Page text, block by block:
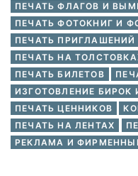
ПЕЧАТЬ ФЛАГОВ И
ПЕЧАТЬ ФОТОКНИГ И
ПЕЧАТЬ ПРИГЛАШЕНИЙ
ПЕЧАТЬ НА
ПЕЧАТЬ БИЛЕТОВ
ИЗГОТОВЛЕНИЕ БИРОК
ПЕЧАТЬ ЦЕННИКОВ
ПЕЧАТЬ НА ЛЕНТАХ
РЕКЛАМА И